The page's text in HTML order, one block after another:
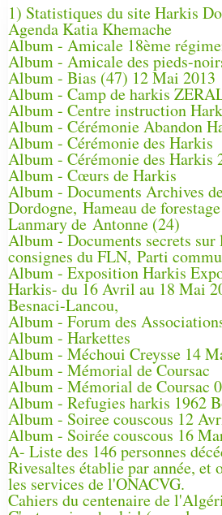
1) Statistiques du site Harkis
Agenda Katia Khemache
Album - Amicale 18ème
Album - Amicale des pieds-
Album - Bias (47) 12 Mai 2013
Album - Camp de harkis
Album - Centre instruction
Album - Cérémonie Abandon
Album - Cérémonie des Harkis
Album - Cérémonie des Harkis
Album - Cœurs de Harkis
Album - Documents Archives
Dordogne, Hameau de
Lanmary de Antonne (24)
Album - Documents secrets sur
consignes du FLN, Parti
Album - Exposition Harkis
Harkis- du 16 Avril au 18 Mai
Besnaci-Lancou,
Album - Forum des
Album - Harkettes
Album - Méchoui Creysse 14
Album - Mémorial de Coursac
Album - Mémorial de Coursac
Album - Refugies harkis 1962
Album - Soiree couscous 12
Album - Soirée couscous 16
A- Liste des 146 personnes
Rivesaltes établie par année, et
les services de l'ONACVG.
Cahiers du centenaire de